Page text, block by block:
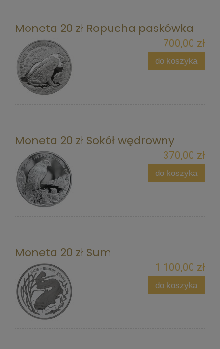
Moneta 20 zł Ropucha paskówka
700,00 zł
do koszyka
Moneta 20 zł Sokół wędrowny
370,00 zł
do koszyka
Moneta 20 zł Sum
1 100,00 zł
do koszyka